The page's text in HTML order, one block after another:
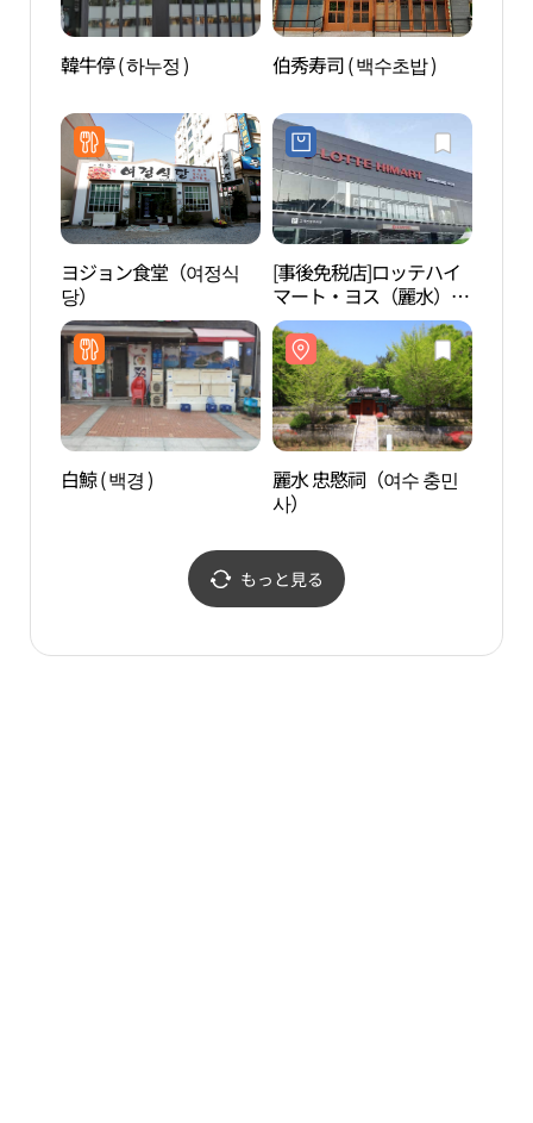
韓牛停 ( 하누정 ) 伯秀寿司 ( 백수초밥 )
ヨジョン食堂（여정식
당）
[事後免税店]ロッテハイ
マート・ヨス（麗水）店
(롯데하이마트 여수점)
白鯨 ( 백경 )
麗水 忠愍祠（여수 충민
사）
もっと見る